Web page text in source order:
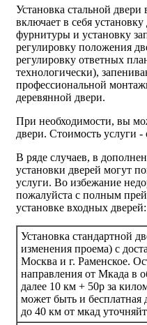
Установка стальной
включает в себя
фурнитуры и установку
регулировку положения
регулировку ответных
технологически),
профессиональной
деревянной двери.
При необходимости, вы
двери. Стоимость услуги -
В ряде случаев, в
установки дверей могут
услуги. Во избежание
пожалуйста с полным
установке входных дверей:
Установка стандартной
изменения проема) с
Москва и г. Раменское.
направления от Мкада в
далее 10 км + 50р за
может быть и бесплатная
до 40 км от мкад